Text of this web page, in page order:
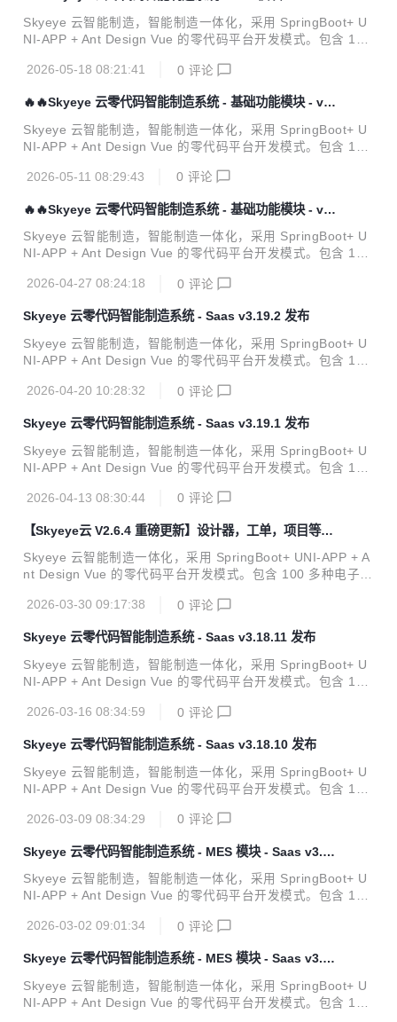
件。 官方网站 开发文档 视频教程 功能点 Skyeye 云【源代
码】针对 {Skyeye 会员} 开源。拿到源码后可进行学习、毕
设、企业等使用。 Skyeye 云智能制造 v3.19.6 发布 ，发布
内容如下：...
发布
Skyeye 云智能制造，智能制造一体化，采用 SpringBoot+ U
NI-APP + Ant Design Vue 的零代码平台开发模式。包含 100
R、AI、项目、商城、财务、多班次考勤、薪资、招聘、云售
网首套零代码、功能最全的智能制造行业供应链一体化管理软
件。 官方网站 开发文档 视频教程 功能点 Skyeye 云【源代
码】针对 {Skyeye 会员} 开源。拿到源码后可进行学习、毕
设、企业等使用。 Skyeye 云智能制造 v3.19.5 发布 ，发布
内容如下：...
2026-05-18 08:21:41 0 评论
🔥🔥Skyeye 云零代码智能制造系统 - 基础功能模块 - v3.
19.4 发布
Skyeye 云智能制造，智能制造一体化，采用 SpringBoot+ U
NI-APP + Ant Design Vue 的零代码平台开发模式。包含 100
R、AI、项目、商城、财务、多班次考勤、薪资、招聘、云售
网首套零代码、功能最全的智能制造行业供应链一体化管理软
件。 官方网站 开发文档 视频教程 功能点 Skyeye 云【源代
码】针对 {Skyeye 会员} 开源。拿到源码后可进行学习、毕
设、企业等使用。 Skyeye 云智能制造 v3.19.4 发布 ，发布
内容如下：...
2026-05-11 08:29:43 0 评论
🔥🔥Skyeye 云零代码智能制造系统 - 基础功能模块 - v3.
19.3 发布
Skyeye 云智能制造，智能制造一体化，采用 SpringBoot+ U
NI-APP + Ant Design Vue 的零代码平台开发模式。包含 100
R、AI、项目、商城、财务、多班次考勤、薪资、招聘、云售
网首套零代码、功能最全的智能制造行业供应链一体化管理软
件。 官方网站 开发文档 视频教程 功能点 Skyeye 云【源代
码】针对 {Skyeye 会员} 开源。拿到源码后可进行学习、毕
设、企业等使用。 Skyeye 云智能制造 v3.19.3 发布 ，发布
内容如下：...
2026-04-27 08:24:18 0 评论
Skyeye 云零代码智能制造系统 - Saas v3.19.2 发布
Skyeye 云智能制造，智能制造一体化，采用 SpringBoot+ U
NI-APP + Ant Design Vue 的零代码平台开发模式。包含 100
R、AI、项目、商城、财务、多班次考勤、薪资、招聘、云售
网首套零代码、功能最全的智能制造行业供应链一体化管理软
件。 官方网站 开发文档 视频教程 功能点 Skyeye 云【源代
码】针对 {Skyeye 会员} 开源。拿到源码后可进行学习、毕
设、企业等使用。 Skyeye 云智能制造 v3.19.2 发布 ，发布
内容如下：...
2026-04-20 10:28:32 0 评论
Skyeye 云零代码智能制造系统 - Saas v3.19.1 发布
Skyeye 云智能制造，智能制造一体化，采用 SpringBoot+ U
NI-APP + Ant Design Vue 的零代码平台开发模式。包含 100
R、AI、项目、商城、财务、多班次考勤、薪资、招聘、云售
网首套零代码、功能最全的智能制造行业供应链一体化管理软
件。 官方网站 开发文档 视频教程 功能点 Skyeye 云【源代
码】针对 {Skyeye 会员} 开源。拿到源码后可进行学习、毕
设、企业等使用。 Skyeye 云智能制造 v3.19.1 发布 ，发布
内容如下：...
2026-04-13 08:30:44 0 评论
【Skyeye云 V2.6.4 重磅更新】设计器，工单，项目等模
块全面升级，效率倍增新体验
Skyeye 云智能制造一体化，采用 SpringBoot+ UNI-APP + A
nt Design Vue 的零代码平台开发模式。包含 100 多种电子流
目、商城、财务、多班次考勤、薪资、招聘、云售后、论坛、
码、功能最全的智能制造行业供应链一体化管理软件。 官方网
站 开发文档 视频教程 功能点 Skyeye 云【源代码】针对 {Sky
eye 会员} 开源。拿到源码后可进行学习、毕设、企业等使
用。 :rocket: 版本发布说明 :star2: 核心功能更新 :white...
2026-03-30 09:17:38 0 评论
Skyeye 云零代码智能制造系统 - Saas v3.18.11 发布
Skyeye 云智能制造，智能制造一体化，采用 SpringBoot+ U
NI-APP + Ant Design Vue 的零代码平台开发模式。包含 100
R、AI、项目、商城、财务、多班次考勤、薪资、招聘、云售
网首套零代码、功能最全的智能制造行业供应链一体化管理软
件。 官方网站 开发文档 视频教程 功能点 Skyeye 云【源代
码】针对 {Skyeye 会员} 开源。拿到源码后可进行学习、毕
设、企业等使用。 Skyeye 云智能制造 v3.18.11 发布 ，发布
内容如下...
2026-03-16 08:34:59 0 评论
Skyeye 云零代码智能制造系统 - Saas v3.18.10 发布
Skyeye 云智能制造，智能制造一体化，采用 SpringBoot+ U
NI-APP + Ant Design Vue 的零代码平台开发模式。包含 100
R、AI、项目、商城、财务、多班次考勤、薪资、招聘、云售
网首套零代码、功能最全的智能制造行业供应链一体化管理软
件。 官方网站 开发文档 视频教程 功能点 Skyeye 云【源代
码】针对 {Skyeye 会员} 开源。拿到源码后可进行学习、毕
设、企业等使用。 Skyeye 云智能制造 v3.18.10 发布 ，发布
内容如下...
2026-03-09 08:34:29 0 评论
Skyeye 云零代码智能制造系统 - MES 模块 - Saas v3.1
8.9 发布
Skyeye 云智能制造，智能制造一体化，采用 SpringBoot+ U
NI-APP + Ant Design Vue 的零代码平台开发模式。包含 100
R、AI、项目、商城、财务、多班次考勤、薪资、招聘、云售
网首套零代码、功能最全的智能制造行业供应链一体化管理软
件。 官方网站 开发文档 视频教程 功能点 Skyeye 云【源代
码】针对 {Skyeye 会员} 开源。拿到源码后可进行学习、毕
设、企业等使用。 Skyeye 云智能制造 v3.18.9 发布 ，发布
2026-03-02 09:01:34 0 评论
Skyeye 云零代码智能制造系统 - MES 模块 - Saas v3.1
8.8 发布
Skyeye 云智能制造，智能制造一体化，采用 SpringBoot+ U
NI-APP + Ant Design Vue 的零代码平台开发模式。包含 100